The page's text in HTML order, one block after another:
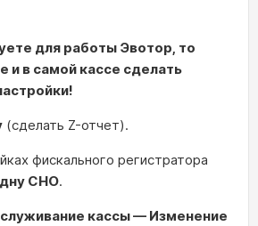
для работы Эвотор, то
в самой кассе сделать
(сделать Z-отчет).
фискального регистратора
СНО.
кассы — Изменение